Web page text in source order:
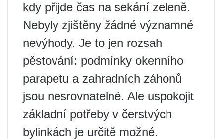
kdy přijde čas na sekání zeleně.
Nebyly zjištěny žádné významné
nevýhody. Je to jen rozsah
pěstování: podmínky okenního
parapetu a zahradních záhonů
jsou nesrovnatelné. Ale uspokojit
základní potřeby v čerstvých
bylinkách je určitě možné.